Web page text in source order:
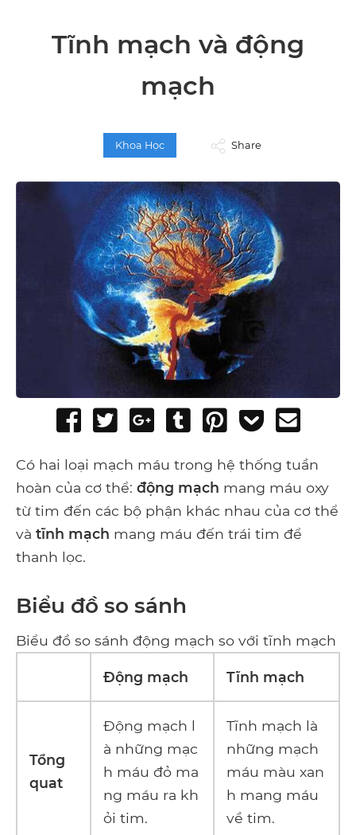
Tĩnh mạch và động
mạch
Khoa Học Share
Share
Facebook
Tweet
Share
Google+
Post
Tumblr
Pin
Add
Pocket
Có hai loại mạch máu trong hệ thống tuần
hoàn của cơ thể: động mạch mang máu oxy
từ tim đến các bộ phận khác nhau của cơ thể
và tĩnh mạch mang máu đến trái tim để
thanh lọc.
Biểu đồ so sánh
Biểu đồ so sánh động mạch so với tĩnh mạch
Động mạch Tĩnh mạch
Tổng
quat
Động mạch l
à những mạc
h máu đỏ ma
ng máu ra kh
ỏi tim.
Tĩnh mạch là
những mạch
máu màu xan
h mang máu
về tim.